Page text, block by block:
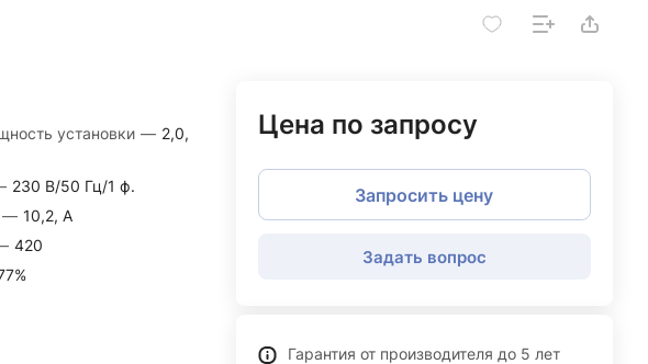
установки — 2,0,
230 В/50 Гц/1 ф.
— 10,2, А
420
Цена по запросу
Запросить цену
Задать вопрос
Гарантия от производителя до 5 лет